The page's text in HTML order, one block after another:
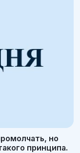
но
принципа.